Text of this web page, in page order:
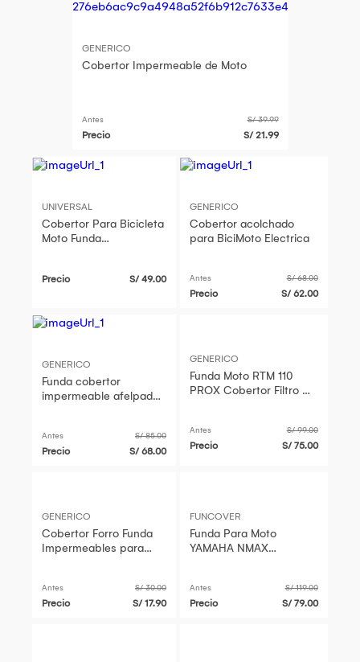
GENERICO
Cobertor Impermeable de Moto
Antes S/ 39.99
Precio S/ 21.99
UNIVERSAL
Cobertor Para Bicicleta
Moto Funda
Precio S/ 49.00
GENERICO
Cobertor acolchado
para BiciMoto Electrica
Antes S/ 68.00
Precio S/ 62.00
GENERICO
Funda cobertor
impermeable afelpado
Antes S/ 85.00
Precio S/ 68.00
GENERICO
Funda Moto RTM 110
PROX Cobertor Filtro Uv
Antes S/ 99.00
Precio S/ 75.00
GENERICO
Cobertor Forro Funda
Impermeables para
Antes S/ 30.00
Precio S/ 17.90
FUNCOVER
Funda Para Moto
YAMAHA NMAX
Antes S/ 119.00
Precio S/ 79.00